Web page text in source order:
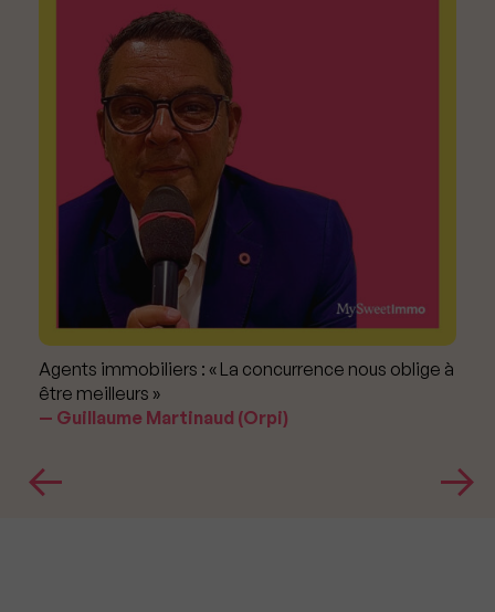
Agents immobiliers : « La concurrence nous oblige à
être meilleurs »
Guillaume Martinaud (Orpi)